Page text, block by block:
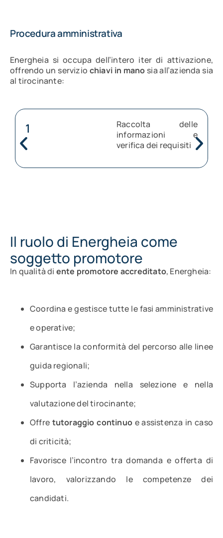
Procedura amministrativa
Energheia si occupa dell’intero iter di attivazione,
offrendo un servizio chiavi in mano sia all’azienda sia
al tirocinante:
1
Raccolta delle
informazioni e
verifica dei requisiti
Il ruolo di Energheia come
soggetto promotore
In qualità di ente promotore accreditato, Energheia:
Coordina e gestisce tutte le fasi amministrative
e operative;
Garantisce la conformità del percorso alle linee
guida regionali;
Supporta l’azienda nella selezione e nella
valutazione del tirocinante;
Offre tutoraggio continuoe assistenza in caso
di criticità;
Favorisce l’incontro tra domanda e offerta di
lavoro, valorizzando le competenze dei
candidati.